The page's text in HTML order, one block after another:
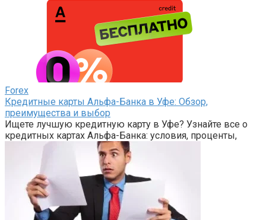
Forex
Кредитные карты Альфа-Банка в Уфе: Обзор,
преимущества и выбор
Ищете лучшую кредитную карту в Уфе? Узнайте все о
кредитных картах Альфа-Банка: условия, проценты,